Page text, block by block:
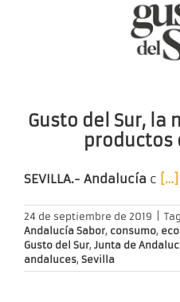
Gusto del Sur, la
productos
SEVILLA.- Andalucía c […]
24 de septiembre de 2019
Andalucía Sabor, consumo,
Gusto del Sur, Junta de
andaluces, Sevilla